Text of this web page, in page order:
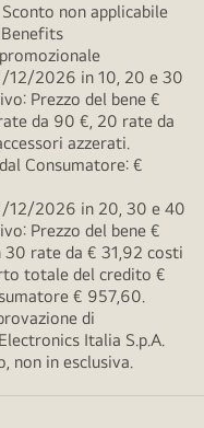
non applicabile
2026 in 10, 20 e 30
Prezzo del bene €
da 90 €, 20 rate da
azzerati.
Consumatore: €
12/2026 in 20, 30 e 40
Prezzo del bene €
30 rate da € 31,92 costi
totale del credito €
€ 957,60.
di
Italia S.p.A.
non in esclusiva.